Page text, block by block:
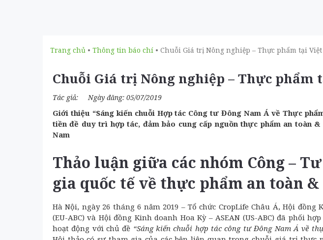
Trang chủ • Thông tin báo chí • Chuỗi Giá trị Nông nghiệp – Thực phẩm tại Việt
Chuỗi Giá trị Nông nghiệp – Thực phẩm
Tác giả: Ngày đăng: 05/07/2019
Giới thiệu “Sáng kiến chuỗi Hợp tác Công tư Đông Nam Á về Thực
tiền đề duy trì hợp tác, đảm bảo cung cấp nguồn thực phẩm an toàn
Nam
Thảo luận giữa các nhóm Công –
gia quốc tế về thực phẩm an toàn
Hà Nội, ngày 26 tháng 6 năm 2019 – Tổ chức CropLife Châu Á, Hội đồng
(EU-ABC) và Hội đồng Kinh doanh Hoa Kỳ – ASEAN (US-ABC) đã phối
hoạt động với chủ đề “Sáng kiến chuỗi hợp tác công tư Đông Nam Á về